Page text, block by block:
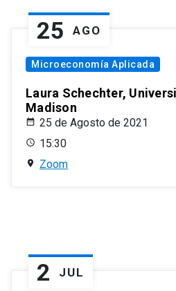
25 AGO
Microeconomía Aplicada
Laura Schechter,
Madison
25 de Agosto de 2021
15:30
Zoom
2 JUL